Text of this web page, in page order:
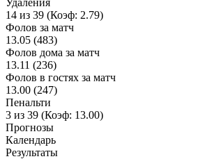
14 из 39 (Коэф: 2.79)
Фолов за матч
13.05 (483)
Фолов дома за матч
13.11 (236)
Фолов в гостях за матч
13.00 (247)
Пенальти
3 из 39 (Коэф: 13.00)
Прогнозы
Календарь
Результаты